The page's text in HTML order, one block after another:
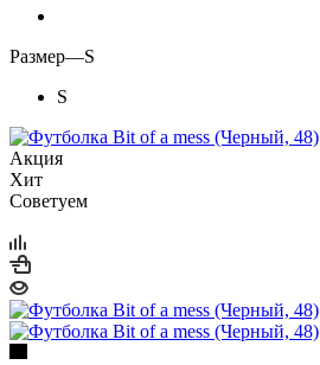
Размер—S
S
Акция
Хит
Советуем